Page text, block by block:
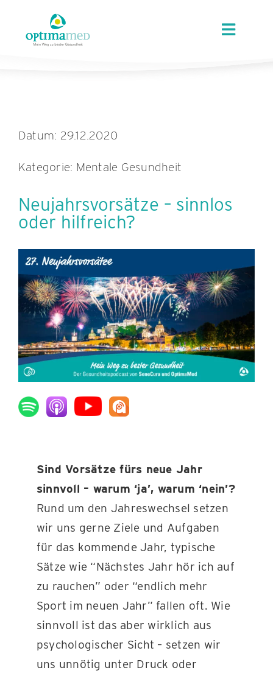
content
Toggle
KARRIERE
AKTUELLES
KONTAKT
Datum: 29.12.2020
Kategorie: Mentale Gesundheit
Neujahrsvorsätze – sinnlos
oder hilfreich?
Sind Vorsätze fürs neue Jahr
sinnvoll – warum ‘ja’, warum ‘nein’?
Rund um den Jahreswechsel setzen
wir uns gerne Ziele und Aufgaben
für das kommende Jahr, typische
Sätze wie “Nächstes Jahr hör ich auf
zu rauchen” oder “endlich mehr
Sport im neuen Jahr” fallen oft. Wie
sinnvoll ist das aber wirklich aus
psychologischer Sicht – setzen wir
uns unnötig unter Druck oder